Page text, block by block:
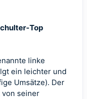
Top
linke
ein leichter und
Umsätze). Der
seiner